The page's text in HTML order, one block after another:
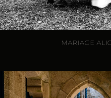
MARIAGE